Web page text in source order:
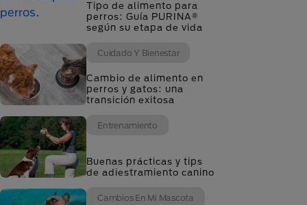
Tipo de alimento para
perros: Guía PURINA®
según su etapa de vida
Cuidado Y Bienestar
Cambio de alimento en
perros y gatos: una
transición exitosa
Entrenamiento
Buenas prácticas y tips
de adiestramiento canino
Cambios En Mi Mascota